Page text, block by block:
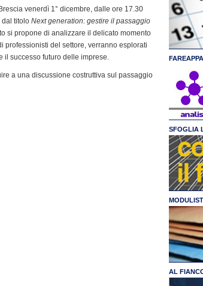
venerdì 1° dicembre, dalle ore 17.30
dal titolo Next generation: gestire il passaggio
si propone di analizzare il delicato momento
del settore, verranno esplorati
successo futuro delle imprese.
a una discussione costruttiva sul passaggio
SFOGLIA
AL